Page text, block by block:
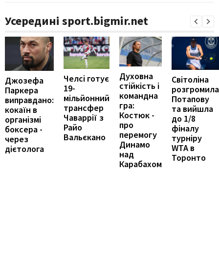
Усередині sport.bigmir.net
Джозефа
Паркера
виправдано:
кокаїн в
організмі
боксера -
через
дієтолога
Челсі готує
19-
мільйонний
трансфер
Чаваррії з
Райо
Вальєкано
Духовна
стійкість і
командна
гра:
Костюк -
про
перемогу
Динамо
над
Карабахом
Світоліна
розгромила
Потапову
та вийшла
до 1/8
фіналу
турніру
WTA в
Торонто